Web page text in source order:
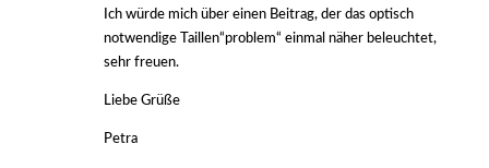
Ich würde mich über einen Beitrag, der das optisch
notwendige Taillen“problem“ einmal näher beleuchtet,
sehr freuen.
Liebe Grüße
Petra